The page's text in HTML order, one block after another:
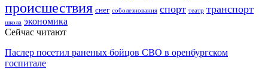
происшествия снег соболезнования спорт театр транспорт
школа экономика
Сейчас читают
Паслер посетил раненых бойцов СВО в оренбургском
госпитале